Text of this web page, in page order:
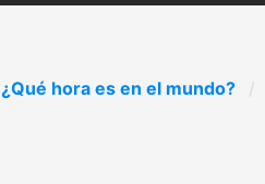
¿Qué hora es en el mundo?